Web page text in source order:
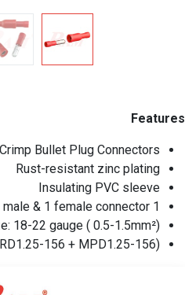
Features
Bullet Plug Connectors
Rust-resistant zinc plating
Insulating PVC sleeve
1 Set is 1 male & 1 female connector
18-22 gauge ( 0.5-1.5mm²)
156 + MPD1.25-156)